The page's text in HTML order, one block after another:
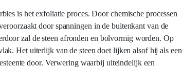
is het exfoliatie proces. Door chemische processen
door spanningen in de buitenkant van de
zal de steen afronden en bolvormig worden. Op
Het uiterlijk van de steen doet lijken alsof hij als een
door. Verwering waarbij uiteindelijk een